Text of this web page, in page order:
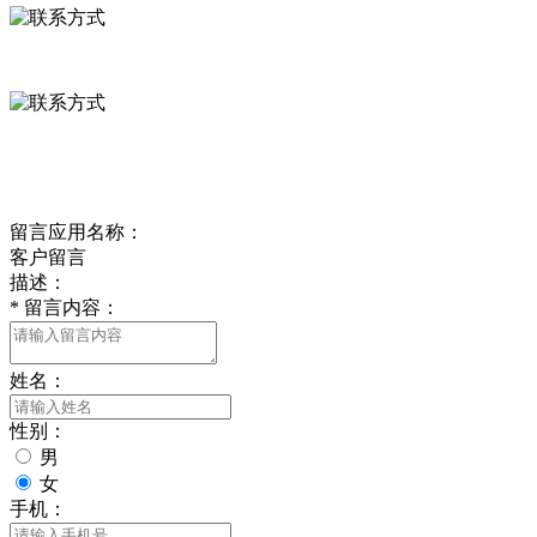
留言应用名称：
客户留言
描述：
* 留言内容：
姓名：
性别：
男
女
手机：